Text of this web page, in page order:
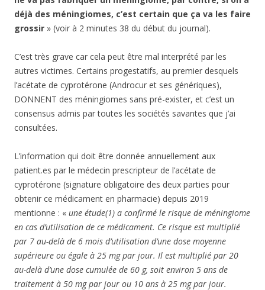
déjà des méningiomes, c’est certain que ça va les faire
grossir » (voir à 2 minutes 38 du début du journal).
C’est très grave car cela peut être mal interprété par les
autres victimes. Certains progestatifs, au premier desquels
l’acétate de cyprotérone (Androcur et ses génériques),
DONNENT des méningiomes sans pré-exister, et c’est un
consensus admis par toutes les sociétés savantes que j’ai
consultées.
L’information qui doit être donnée annuellement aux
patient.es par le médecin prescripteur de l’acétate de
cyprotérone (signature obligatoire des deux parties pour
obtenir ce médicament en pharmacie) depuis 2019
mentionne : « une étude(1) a confirmé le risque de méningiome
en cas d’utilisation de ce médicament. Ce risque est multiplié
par 7 au-delà de 6 mois d’utilisation d’une dose moyenne
supérieure ou égale à 25 mg par jour. Il est multiplié par 20
au-delà d’une dose cumulée de 60 g, soit environ 5 ans de
traitement à 50 mg par jour ou 10 ans à 25 mg par jour.